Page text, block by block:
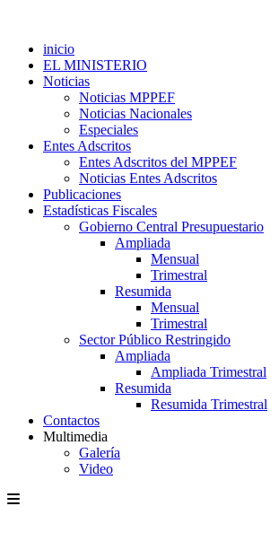
inicio
EL MINISTERIO
Noticias
Noticias MPPEF
Noticias Nacionales
Especiales
Entes Adscritos
Entes Adscritos del MPPEF
Noticias Entes Adscritos
Publicaciones
Estadísticas Fiscales
Gobierno Central Presupuestario
Ampliada
Mensual
Trimestral
Resumida
Mensual
Trimestral
Sector Público Restringido
Ampliada
Ampliada Trimestral
Resumida
Resumida Trimestral
Contactos
Multimedia
Galería
Video